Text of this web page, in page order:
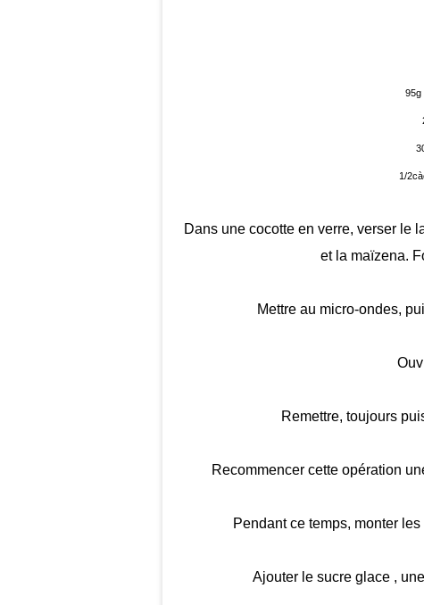
95g
1/
Dans une cocotte en verre, verser le
et la maïzena.
Mettre au micro-ondes,
Remettre, toujours
Recommencer cette opération
Pendant ce temps, monter
Ajouter le sucre glace ,